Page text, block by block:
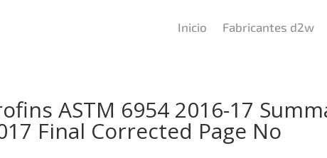
Inicio Fabricantes d2w
ASTM 6954 2016-17
Final Corrected Page No